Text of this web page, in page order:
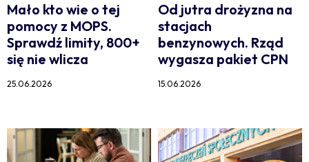
Mało kto wie o tej
pomocy z MOPS.
Sprawdź limity, 800+
się nie wlicza
25.06.2026
Od jutra drożyzna na
stacjach
benzynowych. Rząd
wygasza pakiet CPN
15.06.2026